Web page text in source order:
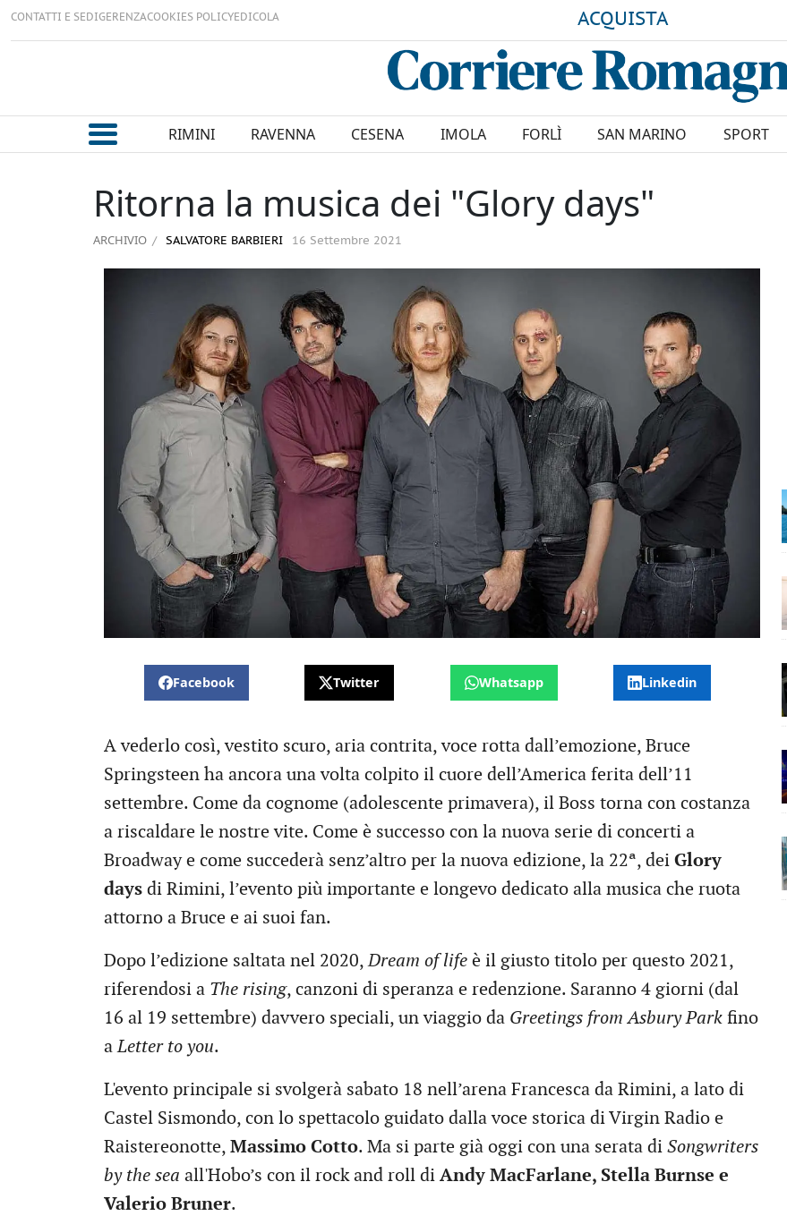
CONTATTI E SEDIGERENZACOOKIES POLICYEDICOLA ACQUISTA
RIMINI RAVENNA CESENA IMOLA FORLÌ SAN MARINO SPORT
Ritorna la musica dei "Glory days"
ARCHIVIO SALVATORE BARBIERI 16 Settembre 2021
Facebook Twitter Whatsapp Linkedin
A vederlo così, vestito scuro, aria contrita, voce rotta dall’emozione, Bruce
Springsteen ha ancora una volta colpito il cuore dell’America ferita dell’11
settembre. Come da cognome (adolescente primavera), il Boss torna con costanza
a riscaldare le nostre vite. Come è successo con la nuova serie di concerti a
Broadway e come succederà senz’altro per la nuova edizione, la 22ª, dei Glory
days di Rimini, l’evento più importante e longevo dedicato alla musica che ruota
attorno a Bruce e ai suoi fan.
Dopo l’edizione saltata nel 2020,Dream of life è il giusto titolo per questo 2021,
riferendosi a The rising, canzoni di speranza e redenzione. Saranno 4 giorni (dal
16 al 19 settembre) davvero speciali, un viaggio da Greetings from Asbury Park fino
aLetter to you.
L'evento principale si svolgerà sabato 18 nell’arena Francesca da Rimini, a lato di
Castel Sismondo, con lo spettacolo guidato dalla voce storica di Virgin Radio e
Raistereonotte, Massimo Cotto. Ma si parte già oggi con una serata di Songwriters
by the sea all'Hobo’s con il rock and roll di Andy MacFarlane, Stella Burnse e
Valerio Bruner.